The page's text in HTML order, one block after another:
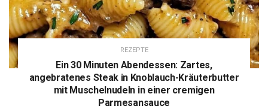
REZEPTE
Ein 30 Minuten Abendessen: Zartes,
angebratenes Steak in Knoblauch-Kräuterbutter
mit Muschelnudeln in einer cremigen
Parmesansauce